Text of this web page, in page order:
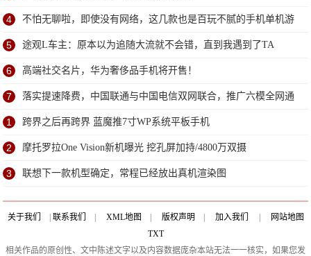
4 不怕无聊啦，即使没有网络，这几款也是百玩不腻的手机单机游
戏
5 途观L车主：原本以为追随大流就不会错，直到我遇到了TA
6 高端社交名片，华为奢侈品手机将开售！
7 落实提速降费，中国联通与中国电信双网联合，推广六模全网通
终端
1 跨界之后再跨界 蓝魔推7寸WP系统平板手机
2 摩托罗拉One Vision新机曝光 挖孔屏加持/4800万双摄
3 联想下一款机型确定，常程已经放出真机渲染图
关于我们 联系我们 XML地图 版权声明 加入我们
网站地图
TXT
相关作品的原创性、文中陈述文字以及内容数据庞杂本站无法一一核实，如果您发